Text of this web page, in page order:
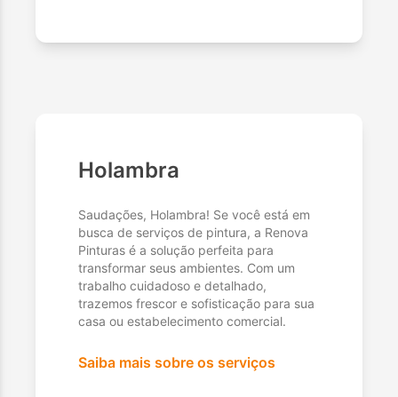
Holambra
Saudações, Holambra! Se você está em
busca de serviços de pintura, a Renova
Pinturas é a solução perfeita para
transformar seus ambientes. Com um
trabalho cuidadoso e detalhado,
trazemos frescor e sofisticação para sua
casa ou estabelecimento comercial.
Saiba mais sobre os serviços